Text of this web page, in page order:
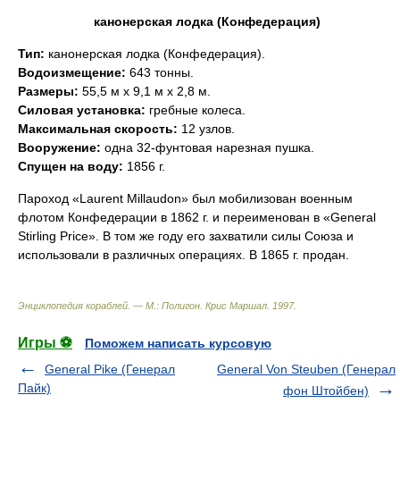
канонерская лодка (Конфедерация)
Тип: канонерская лодка (Конфедерация).
Водоизмещение: 643 тонны.
Размеры: 55,5 м х 9,1 м х 2,8 м.
Силовая установка: гребные колеса.
Максимальная скорость: 12 узлов.
Вооружение: одна 32-фунтовая нарезная пушка.
Спущен на воду: 1856 г.
Пароход «Laurent Millaudon» был мобилизован военным
флотом Конфедерации в 1862 г. и переименован в «General
Stirling Price». В том же году его захватили силы Союза и
использовали в различных операциях. В 1865 г. продан.
Энциклопедия кораблей. — М.: Полигон Крис Маршал 1997.
Игры ⚽
Поможем написать курсовую
General Pike (Генерал
Пайк)
General Von Steuben (Генерал
фон Штойбен)